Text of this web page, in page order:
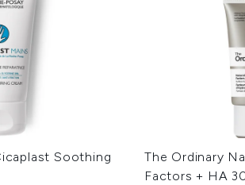
KIEZEN VOOR
geconcentreerde formules die diep
balm reinigt niet alleen de huid
vaak zachter voor de huid, waardoor
merken, waaronder ESPA, bekend
betaalbare huidverzorging, en
Elk van deze merken biedt
balsems om je huid optimaal te
de voordelen van deze veelzijdige
Soothing
The Ordinary
Factors + HA